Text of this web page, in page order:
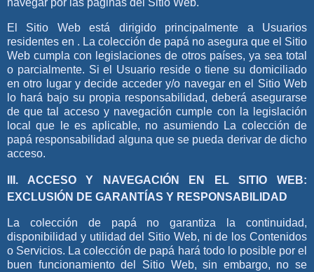
El Sitio Web está dirigido principalmente a Usuarios
residentes en . La colección de papá no asegura que el Sitio
Web cumpla con legislaciones de otros países, ya sea total
o parcialmente. Si el Usuario reside o tiene su domiciliado
en otro lugar y decide acceder y/o navegar en el Sitio Web
lo hará bajo su propia responsabilidad, deberá asegurarse
de que tal acceso y navegación cumple con la legislación
local que le es aplicable, no asumiendo La colección de
papá responsabilidad alguna que se pueda derivar de dicho
acceso.
III. ACCESO Y NAVEGACIÓN EN EL SITIO WEB:
EXCLUSIÓN DE GARANTÍAS Y RESPONSABILIDAD
La colección de papá no garantiza la continuidad,
disponibilidad y utilidad del Sitio Web, ni de los Contenidos
o Servicios. La colección de papá hará todo lo posible por el
buen funcionamiento del Sitio Web, sin embargo, no se